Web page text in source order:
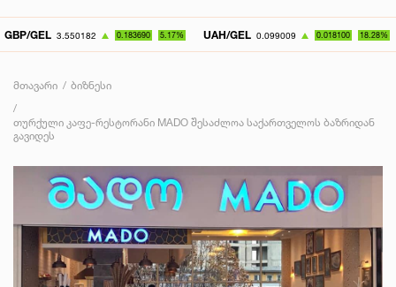
3.550182 0.183690 5.17% UAH/GEL 0.099009 0.018100 18.28% KZT/
მთავარი ბიზნესი
თურქული კაფე-რესტორანი MADO შესაძლოა საქართველოს ბაზრიდან
გავიდეს